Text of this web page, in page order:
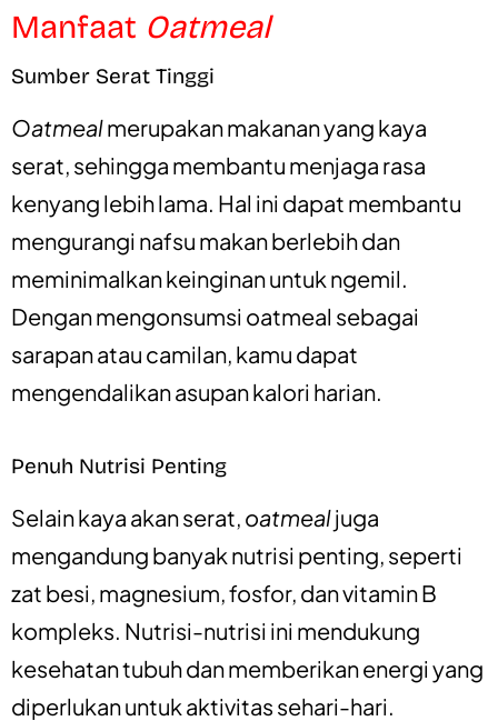
Manfaat Oatmeal
Sumber Serat Tinggi
Oatmealmerupakan makanan yang kaya
serat, sehingga membantu menjaga rasa
kenyang lebih lama. Hal ini dapat membantu
mengurangi nafsu makan berlebih dan
meminimalkan keinginan untuk ngemil.
Dengan mengonsumsi oatmeal sebagai
sarapan atau camilan, kamu dapat
mengendalikan asupan kalori harian.
Penuh Nutrisi Penting
Selain kaya akan serat, oatmealjuga
mengandung banyak nutrisi penting, seperti
zat besi, magnesium, fosfor, dan vitamin B
kompleks. Nutrisi-nutrisi ini mendukung
kesehatan tubuh dan memberikan energi yang
diperlukan untuk aktivitas sehari-hari.